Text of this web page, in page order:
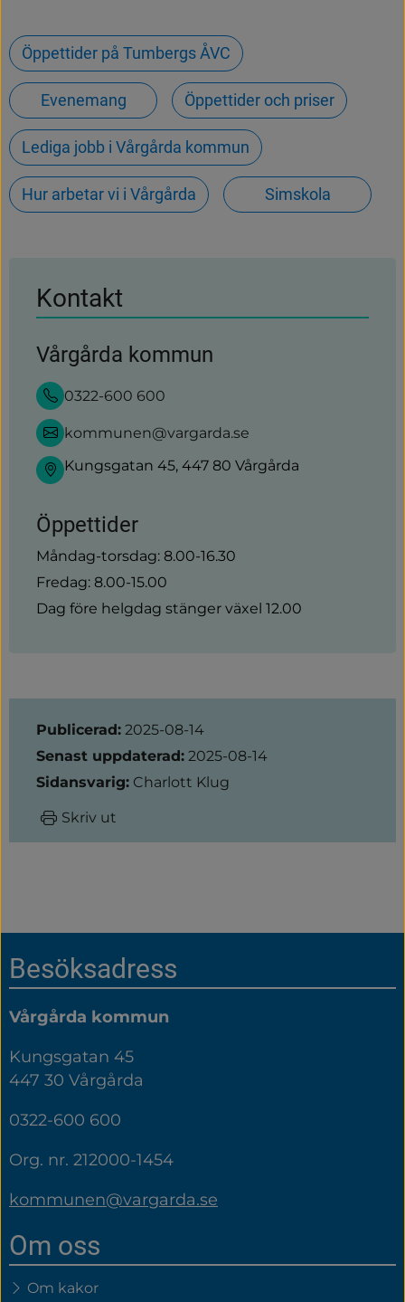
Öppettider på Tumbergs ÅVC
Evenemang Öppettider och priser
Lediga jobb i Vårgårda kommun
Hur arbetar vi i Vårgårda Simskola
Kontakt
Vårgårda kommun
0322-600 600
kommunen@vargarda.se
Kungsgatan 45, 447 80 Vårgårda
Öppettider
Måndag-torsdag: 8.00-16.30
Fredag: 8.00-15.00
Dag före helgdag stänger växel 12.00
Sidinformation
Publicerad: 2025-08-14
Senast uppdaterad: 2025-08-14
Sidansvarig: Charlott Klug
Skriv ut
Sidfot
Besöksadress
Vårgårda kommun
Kungsgatan 45
447 30 Vårgårda
0322-600 600
Org. nr. 212000-1454
kommunen@vargarda.se
Om oss
Om kakor